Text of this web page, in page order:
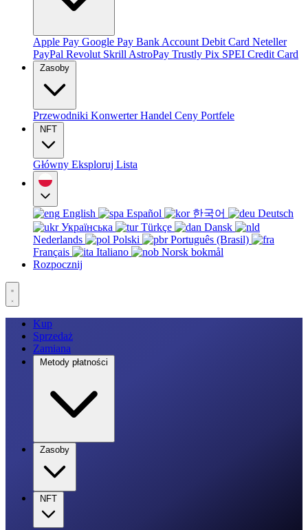
Apple Pay Google Pay Bank Account Debit Card Neteller
PayPal Revolut Skrill AstroPay Trustly Pix SPEI Credit Card
Zasoby
Przewodniki KonwerterHandel Ceny Portfele
NFT
Główny Eksploruj Lista
English Español 한국어
Deutsch
Українська
Türkçe
Dansk
Nederlands
Polski
Português (Brasil)
Français
Italiano
Norsk bokmål
Rozpocznij
Kup
Sprzedaż
Zamiana
Metody płatności
Zasoby
NFT